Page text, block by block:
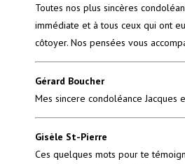
Toutes nos plus sincères
immédiate et à tous ceux qui ont
côtoyer. Nos pensées vous
Gérard Boucher
Mes sincere condoléance Jacques
Gisèle St-Pierre
Ces quelques mots pour te